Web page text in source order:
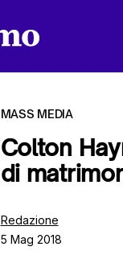
MASS MEDIA
Colton
di
Redazione
5 Mag 2018